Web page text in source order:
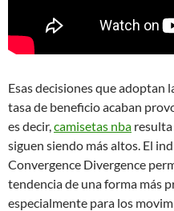
Esas decisiones que adoptan
tasa de beneficio acaban
es decir,camisetas nba
siguen siendo más altos. El
Convergence Divergence
tendencia de una forma más
especialmente para los